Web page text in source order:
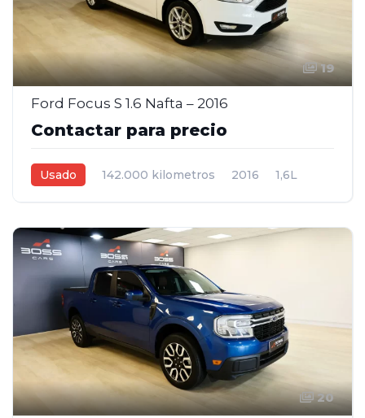
19
Ford Focus S 1.6 Nafta – 2016
Contactar para precio
Usado 142.000 kilometros 2016
1,6L
20